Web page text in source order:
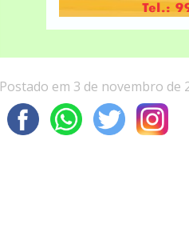
Postado em 3 de novembro de